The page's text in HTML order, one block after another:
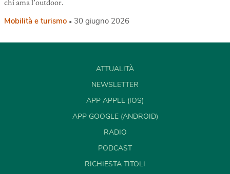
chi ama l’outdoor.
Mobilità e turismo 30 giugno 2026
ATTUALITÀ
NEWSLETTER
APP APPLE (IOS)
APP GOOGLE (ANDROID)
RADIO
PODCAST
RICHIESTA TITOLI